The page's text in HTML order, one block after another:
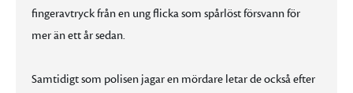
fingeravtryck från en ung flicka som spårlöst försvann för
mer än ett år sedan.
Samtidigt som polisen jagar en mördare letar de också efter